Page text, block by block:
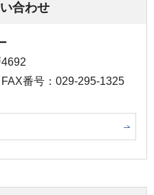
合わせ
FAX番号：029-295-1325